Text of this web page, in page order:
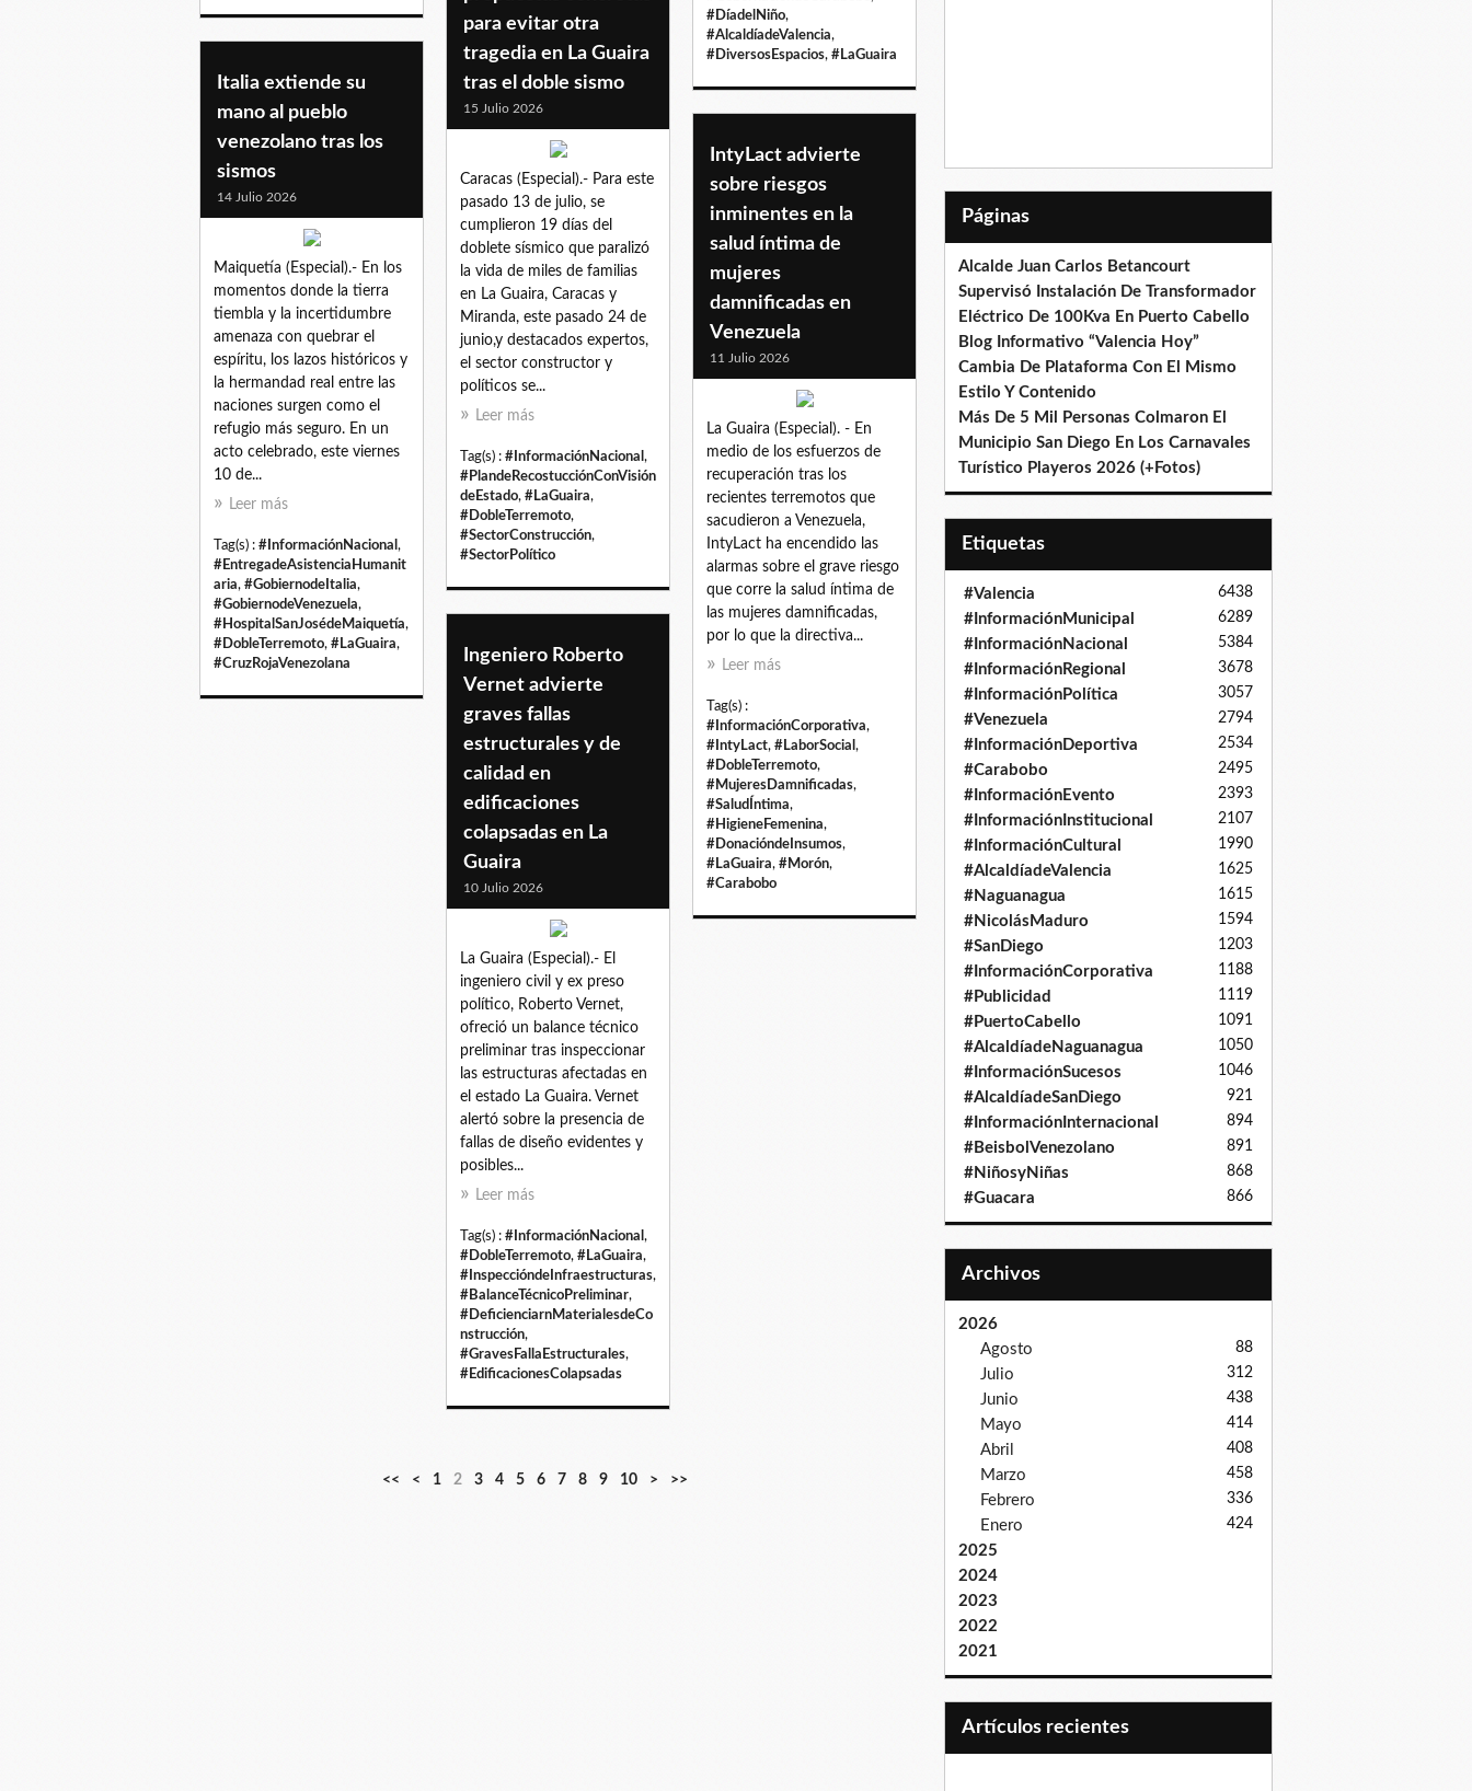
#DíadelNiño,
#AlcaldíadeValencia,
#DiversosEspacios, #LaGuaira
para evitar otra
tragedia en La Guaira
tras el doble sismo
15 Julio 2026
Caracas (Especial).- Para este
pasado 13 de julio, se
cumplieron 19 días del
doblete sísmico que paralizó
la vida de miles de familias
en La Guaira, Caracas y
Miranda, este pasado 24 de
junio,y destacados expertos,
el sector constructor y
políticos se...
Leer más
Tag(s) : #InformaciónNacional ,
#PlandeRecostucciónConVisión
deEstado, #LaGuaira,
#DobleTerremoto,
#SectorConstrucción,
#SectorPolítico
Italia extiende su
mano al pueblo
venezolano tras los
sismos
14 Julio 2026
Maiquetía (Especial).- En los
momentos donde la tierra
tiembla y la incertidumbre
amenaza con quebrar el
espíritu, los lazos históricos y
la hermandad real entre las
naciones surgen como el
refugio más seguro. En un
acto celebrado, este viernes
10 de...
Leer más
Tag(s) : #InformaciónNacional ,
#EntregadeAsistenciaHumanit
aria, #GobiernodeItalia,
#GobiernodeVenezuela,
#HospitalSanJosédeMaiquetía,
#DobleTerremoto, #LaGuaira,
#CruzRojaVenezolana
IntyLact advierte
sobre riesgos
inminentes en la
salud íntima de
mujeres
damnificadas en
Venezuela
11 Julio 2026
La Guaira (Especial). - En
medio de los esfuerzos de
recuperación tras los
recientes terremotos que
sacudieron a Venezuela,
IntyLact ha encendido las
alarmas sobre el grave riesgo
que corre la salud íntima de
las mujeres damnificadas,
por lo que la directiva...
Leer más
Tag(s) :
#InformaciónCorporativa,
#IntyLact, #LaborSocial ,
#DobleTerremoto,
#MujeresDamnificadas,
#SaludÍntima,
#HigieneFemenina,
#DonacióndeInsumos,
#LaGuaira, #Morón,
#Carabobo
Ingeniero Roberto
Vernet advierte
graves fallas
estructurales y de
calidad en
edificaciones
colapsadas en La
Guaira
10 Julio 2026
La Guaira (Especial).- El
ingeniero civil y ex preso
político, Roberto Vernet,
ofreció un balance técnico
preliminar tras inspeccionar
las estructuras afectadas en
el estado La Guaira. Vernet
alertó sobre la presencia de
fallas de diseño evidentes y
posibles...
Leer más
Tag(s) : #InformaciónNacional ,
#DobleTerremoto, #LaGuaira,
#InspeccióndeInfraestructuras,
#BalanceTécnicoPreliminar,
#DeficienciarnMaterialesdeCo
nstrucción,
#GravesFallaEstructurales,
#EdificacionesColapsadas
<< < 1 2 3 4 5 6 7 8 9 10 > >>
Páginas
Alcalde Juan Carlos Betancourt
Supervisó Instalación De Transformador
Eléctrico De 100Kva En Puerto Cabello
Blog Informativo “Valencia Hoy”
Cambia De Plataforma Con El Mismo
Estilo Y Contenido
Más De 5 Mil Personas Colmaron El
Municipio San Diego En Los Carnavales
Turístico Playeros 2026 (+Fotos)
Etiquetas
#Valencia 6438
#InformaciónMunicipal 6289
#InformaciónNacional 5384
#InformaciónRegional 3678
#InformaciónPolítica 3057
#Venezuela 2794
#InformaciónDeportiva 2534
#Carabobo 2495
#InformaciónEvento 2393
#InformaciónInstitucional 2107
#InformaciónCultural 1990
#AlcaldíadeValencia 1625
#Naguanagua 1615
#NicolásMaduro 1594
#SanDiego 1203
#InformaciónCorporativa 1188
#Publicidad 1119
#PuertoCabello 1091
#AlcaldíadeNaguanagua 1050
#InformaciónSucesos 1046
#AlcaldíadeSanDiego 921
#InformaciónInternacional 894
#BeisbolVenezolano 891
#NiñosyNiñas 868
#Guacara 866
Archivos
2026
Agosto
88
Julio 312
Junio 438
Mayo 414
Abril 408
Marzo 458
Febrero 336
Enero 424
2025
2024
2023
2022
2021
Artículos recientes